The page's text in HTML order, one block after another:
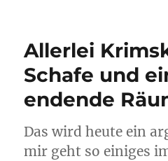
Allerlei
Schafe und
endende
Das wird heute ein
mir geht so einiges